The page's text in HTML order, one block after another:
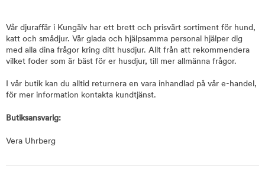
Vår djuraffär i Kungälv har ett brett och prisvärt sortiment för hund,
katt och smådjur. Vår glada och hjälpsamma personal hjälper dig
med alla dina frågor kring ditt husdjur. Allt från att rekommendera
vilket foder som är bäst för er husdjur, till mer allmänna frågor.
I vår butik kan du alltid returnera en vara inhandlad på vår e-handel,
för mer information kontakta kundtjänst.
Butiksansvarig:
Vera Uhrberg